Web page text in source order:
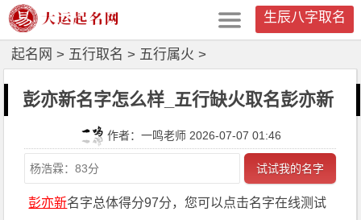
生辰八字取名
起名网 > 五行取名 > 五行属火 >
彭亦新名字怎么样_五行缺火取名彭亦新
作者：一鸣老师 2026-07-07 01:46
试试我的名字
彭亦新名字总体得分97分，您可以点击名字在线测试